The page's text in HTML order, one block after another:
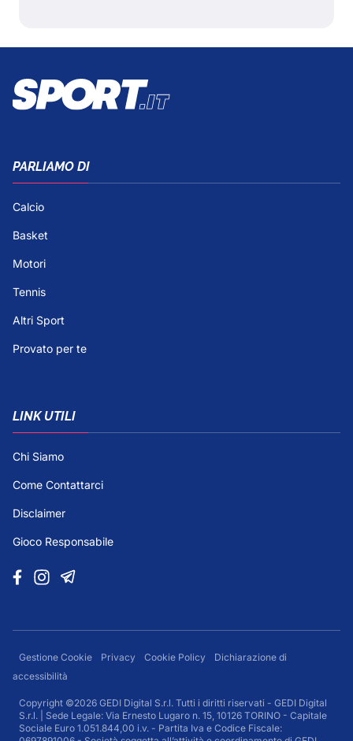
PARLIAMO DI
Calcio
Basket
Motori
Tennis
Altri Sport
Provato per te
LINK UTILI
Chi Siamo
Come Contattarci
Disclaimer
Gioco Responsabile
Gestione Cookie Privacy Cookie Policy
Dichiarazione di
accessibilità
Copyright ©2026 GEDI Digital S.r.l. Tutti i diritti riservati - GEDI Digital
S.r.l. | Sede Legale: Via Ernesto Lugaro n. 15, 10126 TORINO - Capitale
Sociale Euro 1.051.844,00 i.v. - Partita Iva e Codice Fiscale: